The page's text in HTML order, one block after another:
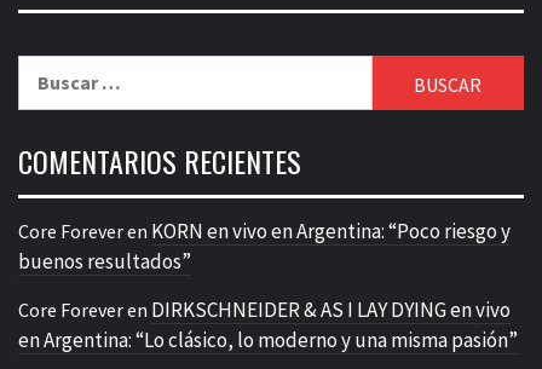
COMENTARIOS RECIENTES
Core Foreveren KORN en vivo en Argentina: “Poco riesgo y
buenos resultados”
Core Foreveren DIRKSCHNEIDER & AS I LAY DYING en vivo
en Argentina: “Lo clásico, lo moderno y una misma pasión”